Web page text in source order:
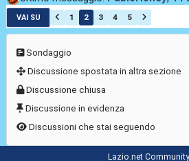
VAI SU 1 2 3 4 5
Sondaggio
Discussione spostata in altra sezione
Discussione chiusa
Discussione in evidenza
Discussioni che stai seguendo
Lazio.net